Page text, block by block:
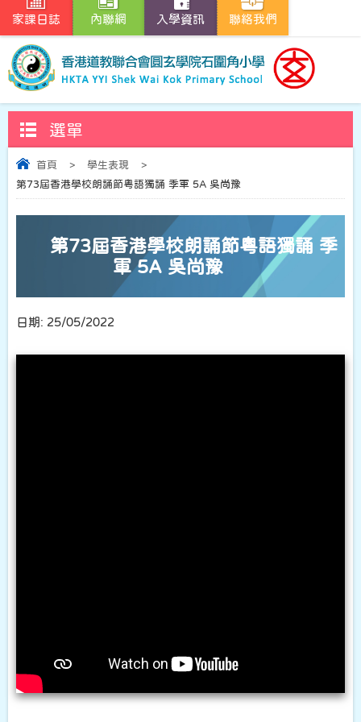
家課日誌 內聯網 入學資訊 聯絡我們
選單
首頁 > 學生表現
>
第73屆香港學校朗誦節粵語獨誦 季軍 5A 吳尚豫
第73屆香港學校朗誦節粵語獨誦 季
軍 5A 吳尚豫
日期: 25/05/2022